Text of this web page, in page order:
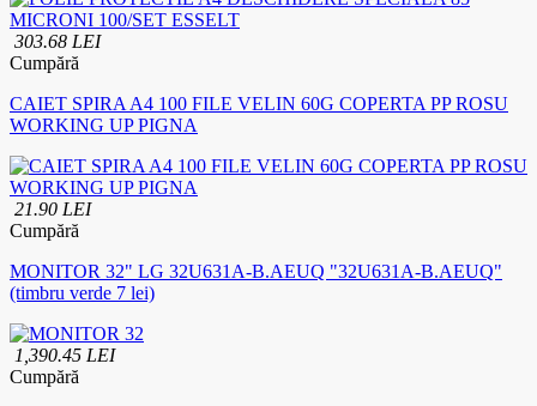
303.68 LEI
Cumpără
CAIET SPIRA A4 100 FILE VELIN 60G COPERTA PP ROSU
WORKING UP PIGNA
21.90 LEI
Cumpără
MONITOR 32" LG 32U631A-B.AEUQ "32U631A-B.AEUQ"
(timbru verde 7 lei)
1,390.45 LEI
Cumpără